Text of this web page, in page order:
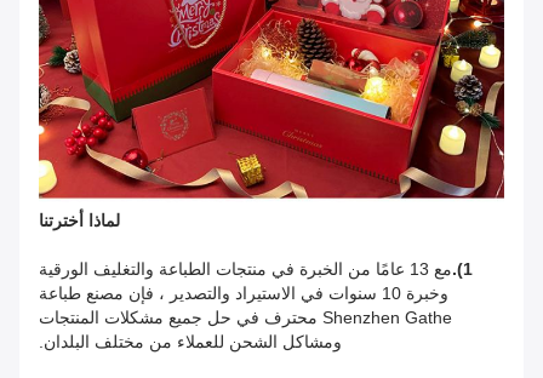
لماذا أخترتنا
1).
مع 13 عامًا من الخبرة في منتجات الطباعة والتغليف الورقية
وخبرة 10 سنوات في الاستيراد والتصدير ، فإن مصنع طباعة
Shenzhen Gathe محترف في حل جميع مشكلات المنتجات
ومشاكل الشحن للعملاء من مختلف البلدان.